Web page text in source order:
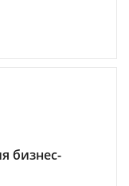
бизнес-